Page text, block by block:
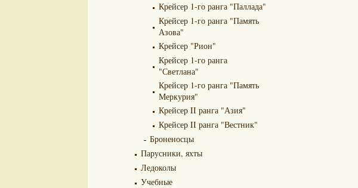
Крейсер 1-го ранга "Паллада"
Крейсер 1-го ранга "Память
Азова"
Крейсер "Рион"
Крейсер 1-го ранга
"Светлана"
Крейсер 1-го ранга "Память
Меркурия"
Крейсер II ранга "Азия"
Крейсер II ранга "Вестник"
Броненосцы
Парусники, яхты
Ледоколы
Учебные